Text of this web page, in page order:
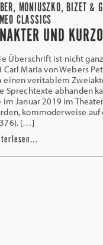
MONIUSZKO, BIZET &
CLASSICS
UND
Überschrift ist nicht
Carl Maria von Webers
einen veritablem
Sprechtexte abhanden
im Januar 2019 im
kommoderweise auf
[…]